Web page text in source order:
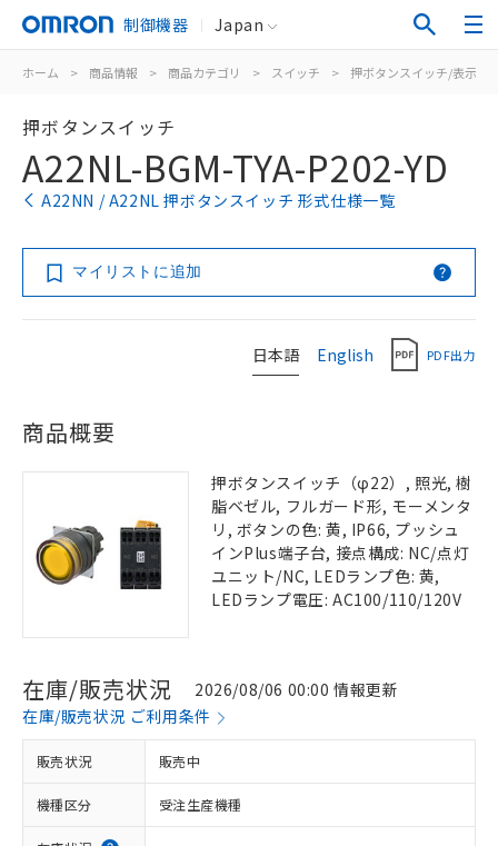
制御機器 Japan
ホーム > 商品情報 > 商品カテゴリ > スイッチ > 押ボタンスイッチ/表示灯
押ボタンスイッチ
A22NL-BGM-TYA-P202-YD
A22NN / A22NL 押ボタンスイッチ 形式仕様一覧
マイリストに追加
日本語 English PDF出力
商品概要
押ボタンスイッチ（φ22）, 照光, 樹
脂ベゼル, フルガード形, モーメンタ
リ, ボタンの色: 黄, IP66, プッシュ
インPlus端子台, 接点構成: NC/点灯
ユニット/NC, LEDランプ色: 黄,
LEDランプ電圧: AC100/110/120V
在庫/販売状況
2026/08/06 00:00 情報更新
在庫/販売状況 ご利用条件
販売状況 販売中
機種区分 受注生産機種